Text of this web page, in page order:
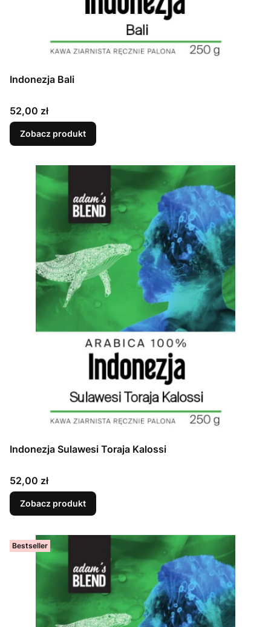
Indonezja Bali
Cena
52,00 zł
Zobacz produkt
Indonezja Sulawesi Toraja Kalossi
Cena
52,00 zł
Zobacz produkt
Bestseller